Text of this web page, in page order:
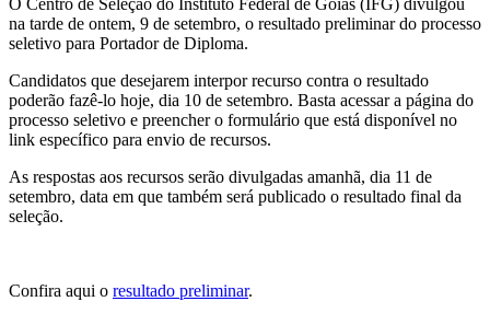
O Centro de Seleção do Instituto Federal de Goiás (IFG) divulgou
na tarde de ontem, 9 de setembro, o resultado preliminar do processo
seletivo para Portador de Diploma.
Candidatos que desejarem interpor recurso contra o resultado
poderão fazê-lo hoje, dia 10 de setembro. Basta acessar a página do
processo seletivo e preencher o formulário que está disponível no
link específico para envio de recursos.
As respostas aos recursos serão divulgadas amanhã, dia 11 de
setembro, data em que também será publicado o resultado final da
seleção.
Confira aqui o resultado preliminar.